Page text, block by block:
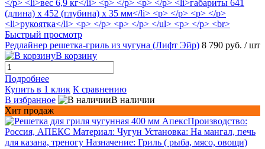
Быстрый просмотр
Редлайнер решетка-гриль из чугуна (Лифт Эйр) 8 790 руб. / шт
В корзину
Подробнее
Купить в 1 клик К сравнению
В избранное
В наличии
Хит продаж